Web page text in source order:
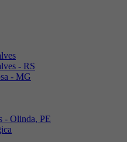
- RS
- MG
- Olinda, PE